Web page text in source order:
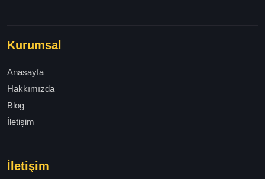
Kurumsal
Anasayfa
Hakkımızda
Blog
İletişim
İletişim